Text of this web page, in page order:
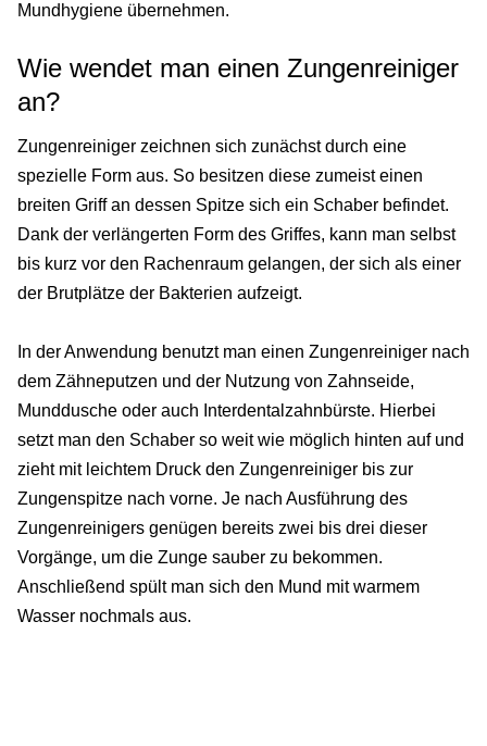
Mundhygiene übernehmen.
Wie wendet man einen Zungenreiniger
an?
Zungenreiniger zeichnen sich zunächst durch eine
spezielle Form aus. So besitzen diese zumeist einen
breiten Griff an dessen Spitze sich ein Schaber befindet.
Dank der verlängerten Form des Griffes, kann man selbst
bis kurz vor den Rachenraum gelangen, der sich als einer
der Brutplätze der Bakterien aufzeigt.
In der Anwendung benutzt man einen Zungenreiniger nach
dem Zähneputzen und der Nutzung von Zahnseide,
Munddusche oder auch Interdentalzahnbürste. Hierbei
setzt man den Schaber so weit wie möglich hinten auf und
zieht mit leichtem Druck den Zungenreiniger bis zur
Zungenspitze nach vorne. Je nach Ausführung des
Zungenreinigers genügen bereits zwei bis drei dieser
Vorgänge, um die Zunge sauber zu bekommen.
Anschließend spült man sich den Mund mit warmem
Wasser nochmals aus.